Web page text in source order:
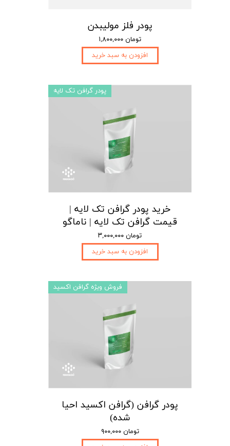
پودر فلز مولیبدن
۱,۸۰۰,۰۰۰ تومان
افزودن به سبد خرید
خرید پودر گرافن تک لایه |
قیمت گرافن تک لایه | ناماگو
۳,۰۰۰,۰۰۰ تومان
افزودن به سبد خرید
پودر گرافن تک لایه
پودر گرافن (گرافن اکسید احیا
شده)
۹۰۰,۰۰۰ تومان
فروش ویژه گرافن اکسید